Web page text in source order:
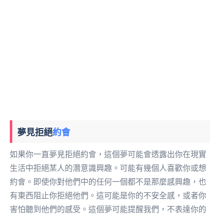
夢見拒絕約會
如果你一直夢見拒絕約會，這個夢可能會透露出你在現實
生活中拒絕某人的潛意識興趣。可能有幾個人喜歡你或想
約會。即使你對他們中的任何一個都不是那麼感興趣，也
有東西阻止你拒絕他們。這可能是你的不安全感，或者你
害怕聽到他們的感受。這個夢可能提醒我們，不表達你的